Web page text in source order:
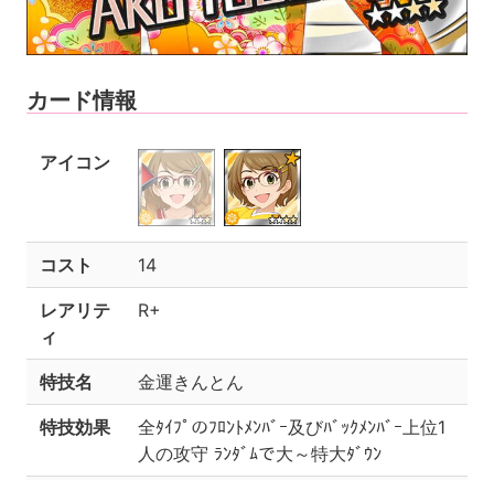
カード情報
アイコン
コスト 14
レアリテ
ィ
R+
特技名 金運きんとん
特技効果
全ﾀｲﾌﾟのﾌﾛﾝﾄﾒﾝﾊﾞｰ及びﾊﾞｯｸﾒﾝﾊﾞｰ上位1
人の攻守 ﾗﾝﾀﾞﾑで大～特大ﾀﾞｳﾝ